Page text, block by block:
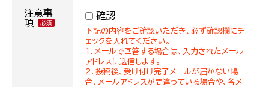
注意事
項
確認
下記の内容をご確認いただき、必ず確認欄にチ
ェックを入れてください。
１．メールで回答する場合は、入力されたメール
アドレスに送信します。
２．投稿後、受け付け完了メールが届かない場
合、メールアドレスが間違っている場合や、各メ